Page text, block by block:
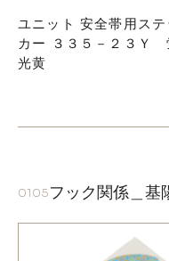
ユニット 安全帯用ステ
カー ３３５－２３Ｙ
光黄
0105フック関係＿基